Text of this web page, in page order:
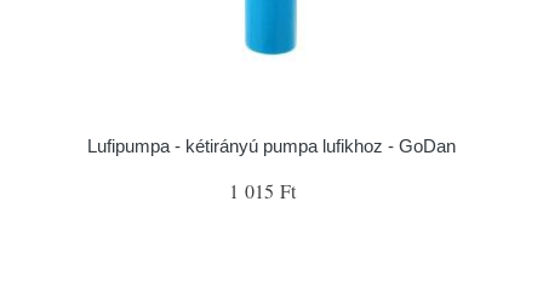
Lufipumpa - kétirányú pumpa lufikhoz - GoDan
1 015 Ft